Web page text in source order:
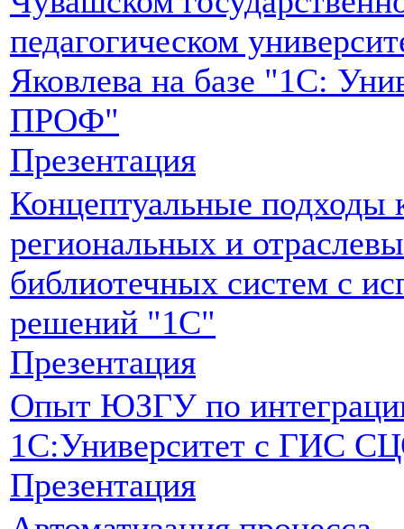
педагогическом
Яковлева на базе "1С:
ПРОФ"
Презентация
Концептуальные подходы
региональных и
библиотечных систем с
решений "1С"
Презентация
Опыт ЮЗГУ по
1С:Университет с ГИС
Презентация